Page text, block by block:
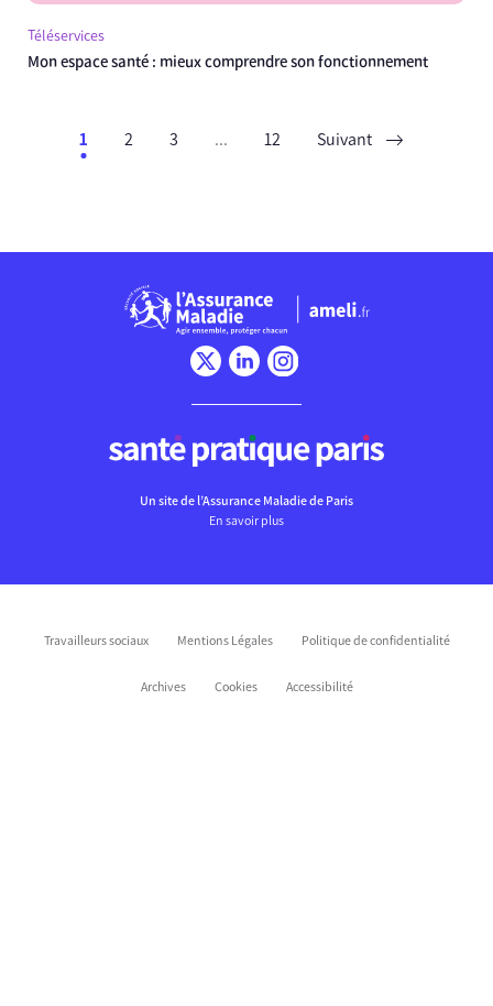
Téléservices
Mon espace santé : mieux comprendre son fonctionnement
1 2 3 ... 12 Suivant
Un site de l’Assurance Maladie de Paris
En savoir plus
Travailleurs sociaux Mentions Légales Politique de confidentialité
Archives Cookies Accessibilité